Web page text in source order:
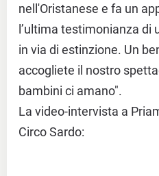
nell'Oristanese e fa un
l’ultima testimonianza di
in via di estinzione. Un
accogliete il nostro
bambini ci amano".
La video-intervista a
Circo Sardo: